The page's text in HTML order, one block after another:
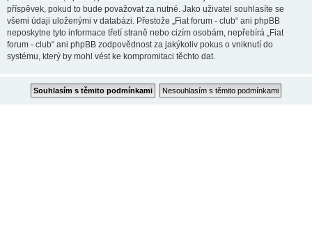
příspěvek, pokud to bude považovat za nutné. Jako uživatel souhlasíte se
všemi údaji uloženými v databázi. Přestože „Fiat forum - club“ ani phpBB
neposkytne tyto informace třetí straně nebo cizím osobám, nepřebírá „Fiat
forum - club“ ani phpBB zodpovědnost za jakýkoliv pokus o vniknutí do
systému, který by mohl vést ke kompromitaci těchto dat.